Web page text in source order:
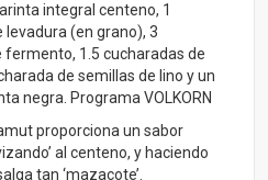
integral centeno, 1
levadura (en grano), 3
fermento, 1.5 cucharadas de
de semillas de lino y un
negra. Programa VOLKORN
proporciona un sabor
al centeno, y haciendo
tan ‘mazacote’.